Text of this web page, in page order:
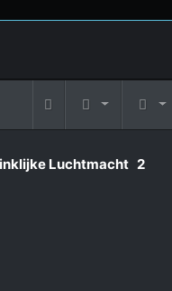
Luchtmacht 2